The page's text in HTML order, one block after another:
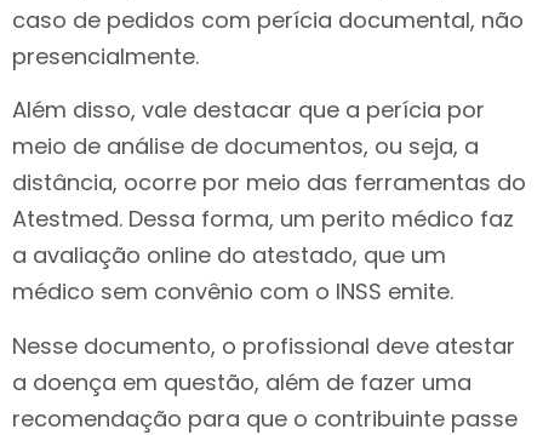
caso de pedidos com perícia documental, não
presencialmente.
Além disso, vale destacar que a perícia por
meio de análise de documentos, ou seja, a
distância, ocorre por meio das ferramentas do
Atestmed. Dessa forma, um perito médico faz
a avaliação online do atestado, que um
médico sem convênio com o INSS emite.
Nesse documento, o profissional deve atestar
a doença em questão, além de fazer uma
recomendação para que o contribuinte passe